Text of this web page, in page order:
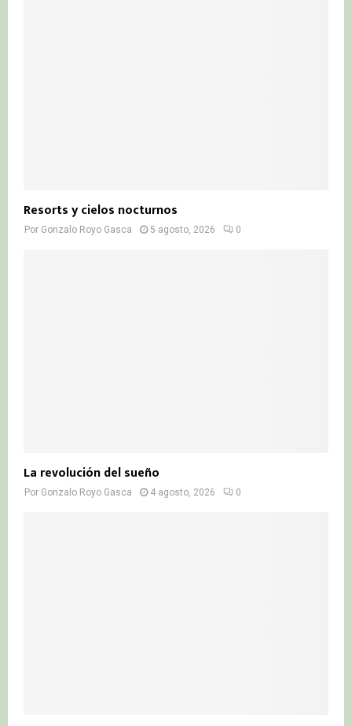
Resorts y cielos nocturnos
Por Gonzalo Royo Gasca 5 agosto, 2026 0
La revolución del sueño
Por Gonzalo Royo Gasca 4 agosto, 2026 0